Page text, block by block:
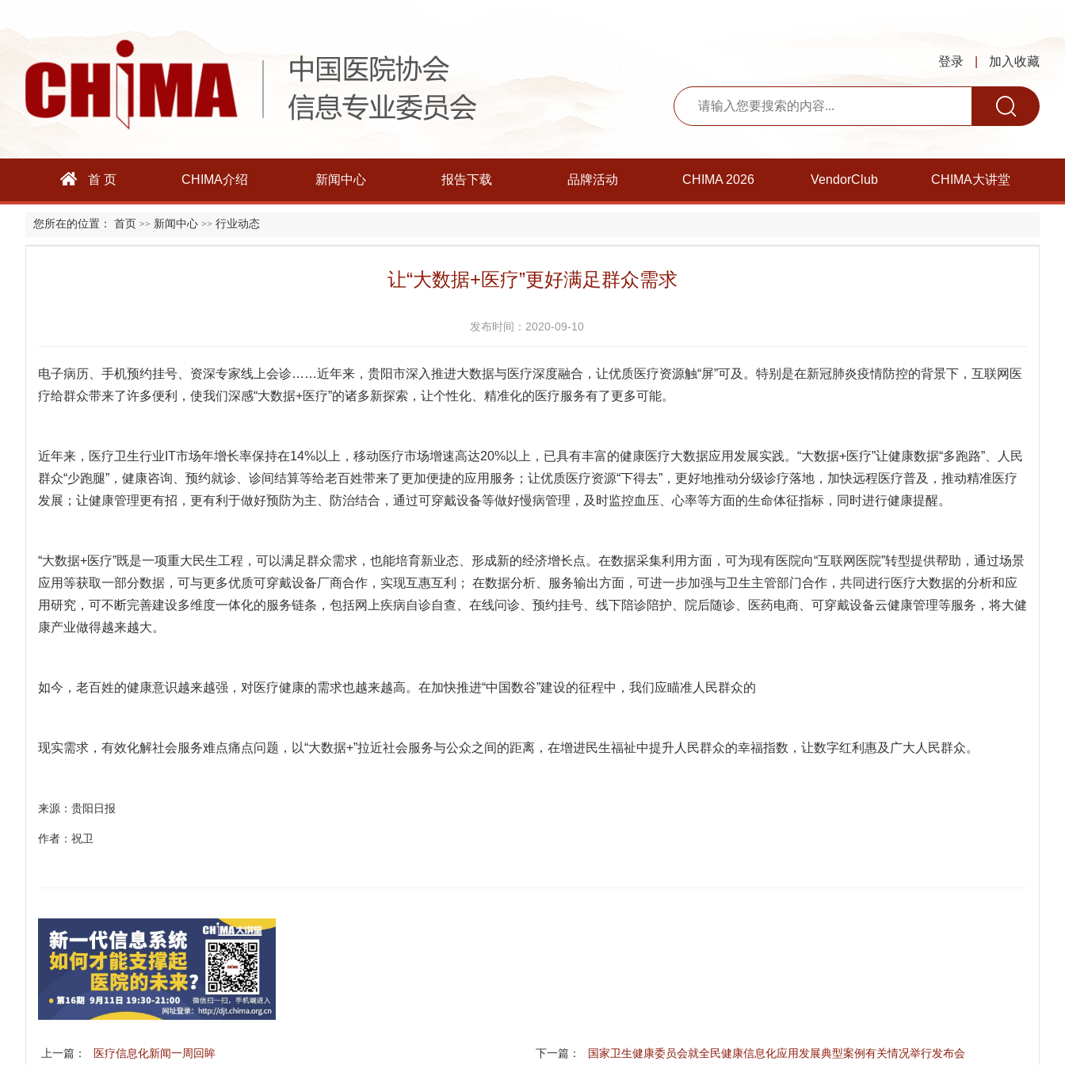
登录 加入收藏
首 页 CHIMA介绍 新闻中心 报告下载 品牌活动 CHIMA 2026 VendorClub CHIMA大讲堂
您所在的位置： 首页 >> 新闻中心 >> 行业动态
让“大数据+医疗”更好满足群众需求
发布时间：2020-09-10
电子病历、手机预约挂号、资深专家线上会诊……近年来，贵阳市深入推进大数据与医疗深度融合，让优质医疗资源触“屏”可及。特别是在新冠肺炎疫情防控的背景下，互联网医
疗给群众带来了许多便利，使我们深感“大数据+医疗”的诸多新探索，让个性化、精准化的医疗服务有了更多可能。
近年来，医疗卫生行业IT市场年增长率保持在14%以上，移动医疗市场增速高达20%以上，已具有丰富的健康医疗大数据应用发展实践。“大数据+医疗”让健康数据“多跑路”、人民
群众“少跑腿”，健康咨询、预约就诊、诊间结算等给老百姓带来了更加便捷的应用服务；让优质医疗资源“下得去”，更好地推动分级诊疗落地，加快远程医疗普及，推动精准医疗
发展；让健康管理更有招，更有利于做好预防为主、防治结合，通过可穿戴设备等做好慢病管理，及时监控血压、心率等方面的生命体征指标，同时进行健康提醒。
“大数据+医疗”既是一项重大民生工程，可以满足群众需求，也能培育新业态、形成新的经济增长点。在数据采集利用方面，可为现有医院向“互联网医院”转型提供帮助，通过场景
应用等获取一部分数据，可与更多优质可穿戴设备厂商合作，实现互惠互利； 在数据分析、服务输出方面，可进一步加强与卫生主管部门合作，共同进行医疗大数据的分析和应
用研究，可不断完善建设多维度一体化的服务链条，包括网上疾病自诊自查、在线问诊、预约挂号、线下陪诊陪护、院后随诊、医药电商、可穿戴设备云健康管理等服务，将大健
康产业做得越来越大。
如今，老百姓的健康意识越来越强，对医疗健康的需求也越来越高。在加快推进“中国数谷”建设的征程中，我们应瞄准人民群众的
现实需求，有效化解社会服务难点痛点问题，以“大数据+”拉近社会服务与公众之间的距离，在增进民生福祉中提升人民群众的幸福指数，让数字红利惠及广大人民群众。
来源：贵阳日报
作者：祝卫
上一篇： 医疗信息化新闻一周回眸 下一篇： 国家卫生健康委员会就全民健康信息化应用发展典型案例有关情况举行发布会